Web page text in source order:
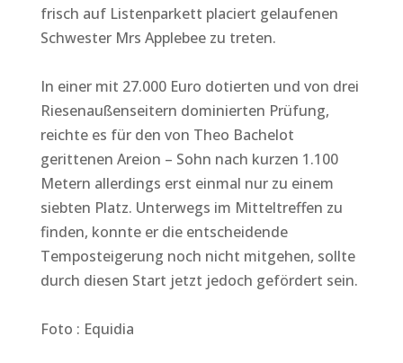
frisch auf Listenparkett placiert gelaufenen
Schwester Mrs Applebee zu treten.
In einer mit 27.000 Euro dotierten und von drei
Riesenaußenseitern dominierten Prüfung,
reichte es für den von Theo Bachelot
gerittenen Areion – Sohn nach kurzen 1.100
Metern allerdings erst einmal nur zu einem
siebten Platz. Unterwegs im Mitteltreffen zu
finden, konnte er die entscheidende
Temposteigerung noch nicht mitgehen, sollte
durch diesen Start jetzt jedoch gefördert sein.
Foto : Equidia